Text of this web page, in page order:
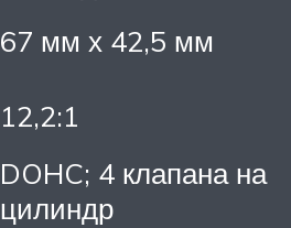
67 мм х 42,5 мм
12,2:1
DOHC; 4 клапана на
цилиндр